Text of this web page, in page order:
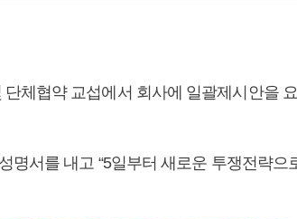
체협약 교섭에서 회사에 일괄제시안을
명서를 내고 “5일부터 새로운 투쟁전략으